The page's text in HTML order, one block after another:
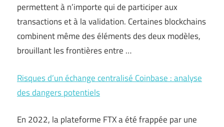
permettent à n’importe qui de participer aux
transactions et à la validation. Certaines blockchains
combinent même des éléments des deux modèles,
brouillant les frontières entre …
Risques d’un échange centralisé Coinbase : analyse
des dangers potentiels
En 2022, la plateforme FTX a été frappée par une